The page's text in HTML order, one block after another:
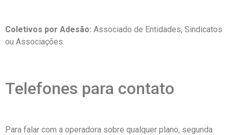
Coletivos por Adesão: Associado de Entidades, Sindicatos
ou Associações.
Telefones para contato
Para falar com a operadora sobre qualquer plano, segunda